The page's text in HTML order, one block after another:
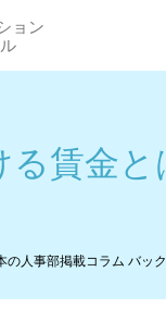
ョン
る賃金と
の人事部掲載コラム バッ